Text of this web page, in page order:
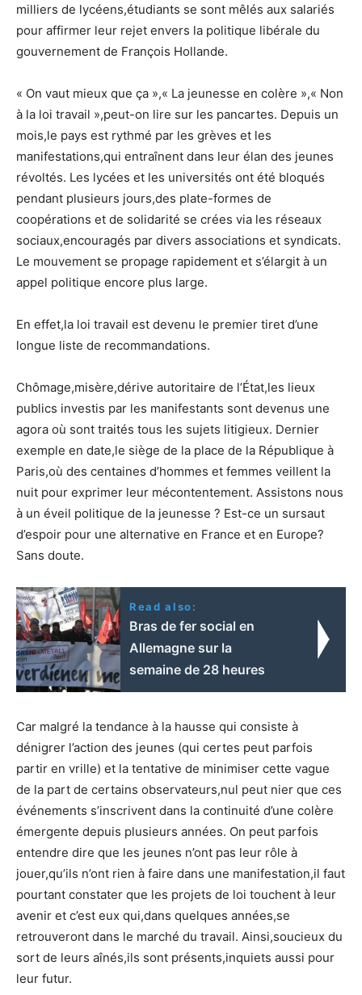
milliers de lycéens,étudiants se sont mêlés aux salariés
pour affirmer leur rejet envers la politique libérale du
gouvernement de François Hollande.
« On vaut mieux que ça »,« La jeunesse en colère »,« Non
à la loi travail »,peut-on lire sur les pancartes. Depuis un
mois,le pays est rythmé par les grèves et les
manifestations,qui entraînent dans leur élan des jeunes
révoltés. Les lycées et les universités ont été bloqués
pendant plusieurs jours,des plate-formes de
coopérations et de solidarité se crées via les réseaux
sociaux,encouragés par divers associations et syndicats.
Le mouvement se propage rapidement et s’élargit à un
appel politique encore plus large.
En effet,la loi travail est devenu le premier tiret d’une
longue liste de recommandations.
Chômage,misère,dérive autoritaire de l’État,les lieux
publics investis par les manifestants sont devenus une
agora où sont traités tous les sujets litigieux. Dernier
exemple en date,le siège de la place de la République à
Paris,où des centaines d’hommes et femmes veillent la
nuit pour exprimer leur mécontentement. Assistons nous
à un éveil politique de la jeunesse ? Est-ce un sursaut
d’espoir pour une alternative en France et en Europe?
Sans doute.
Read also:
Bras de fer social en
Allemagne sur la
semaine de 28 heures
Car malgré la tendance à la hausse qui consiste à
dénigrer l’action des jeunes (qui certes peut parfois
partir en vrille) et la tentative de minimiser cette vague
de la part de certains observateurs,nul peut nier que ces
événements s’inscrivent dans la continuité d’une colère
émergente depuis plusieurs années. On peut parfois
entendre dire que les jeunes n’ont pas leur rôle à
jouer,qu’ils n’ont rien à faire dans une manifestation,il faut
pourtant constater que les projets de loi touchent à leur
avenir et c’est eux qui,dans quelques années,se
retrouveront dans le marché du travail. Ainsi,soucieux du
sort de leurs aînés,ils sont présents,inquiets aussi pour
leur futur.